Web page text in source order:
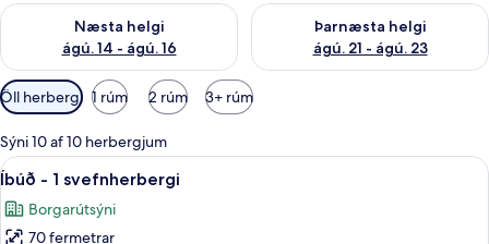
Næsta helgi
ágú. 14 - ágú. 16
Athuga framboð næstu helgi ágú. 14 - ágú. 16
Þarnæsta helgi
ágú. 21 - ágú. 23
Athuga framboð þarnæstu
Síur
í
boði
fyrir
herbergi
Öll herbergi 1 rúm 2 rúm 3+ rúm
Sýni 10 af 10 herbergjum
Skoða
allar
myndir
Íbúð - 1 svefnherbergi | Stofa | 50-
7
Íbúð - 1 svefnherbergi
Borgarútsýni
70 fermetrar